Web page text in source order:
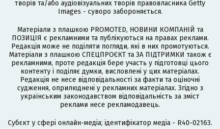
творів та/або аудіовізуальних творів правовласника Getty
Images - суворо забороняється.
Матеріали з плашкою PROMOTED, НОВИНИ КОМПАНІЙ та
ПОЗИЦІЯ є рекламними та публікуються на правах реклами.
Редакція може не поділяти погляди, які в них промотуються.
Матеріали з плашкою СПЕЦПРОЄКТ та ЗА ПІДТРИМКИ також є
рекламними, проте редакція бере участь у підготовці цього
контенту і поділяє думки, висловлені у цих матеріалах.
Редакція не несе відповідальності за факти та оціночні
судження, оприлюднені у рекламних матеріалах. Згідно з
українським законодавством відповідальність за зміст
реклами несе рекламодавець.
Cубєкт у сфері онлайн-медіа; ідентифікатор медіа - R40-02163.